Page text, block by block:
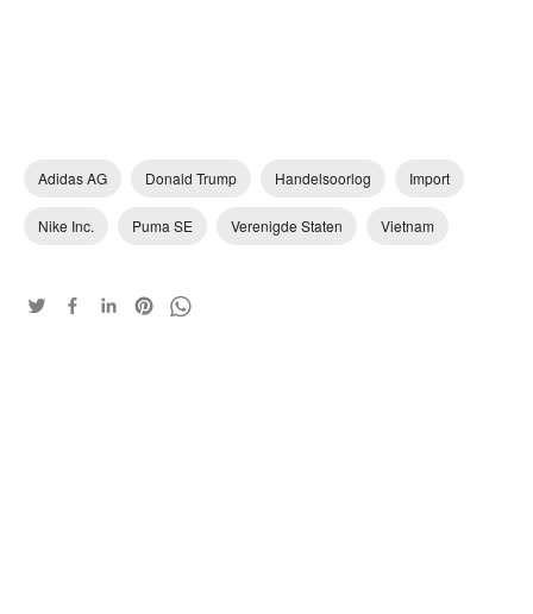
Adidas AG Donald Trump Handelsoorlog Import
Nike Inc. Puma SE Verenigde Staten Vietnam